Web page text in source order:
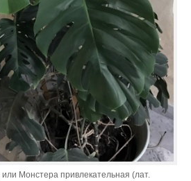
Монстера привлекательная (лат.